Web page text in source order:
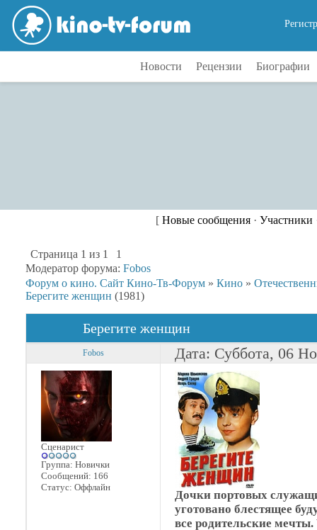
Новости Рецензии Биографии
[ Новые сообщения· Участники
Страница 1 из 1
1
Модератор форума: Fobos
Форум о кино. Сайт Кино-Тв-Форум » Кино »
Берегите женщин (1981)
Берегите женщин
Fobos Дата: Суббота, 06
Сценарист
Группа: Новички
Сообщений: 166
Статус: Оффлайн
Дочки портовых
уготовано блестящее
все родительские